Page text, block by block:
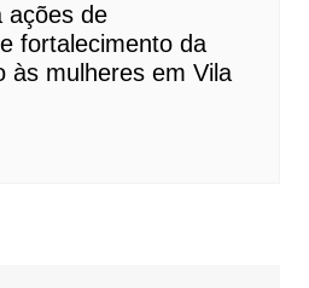
ações de
fortalecimento da
às mulheres em Vila